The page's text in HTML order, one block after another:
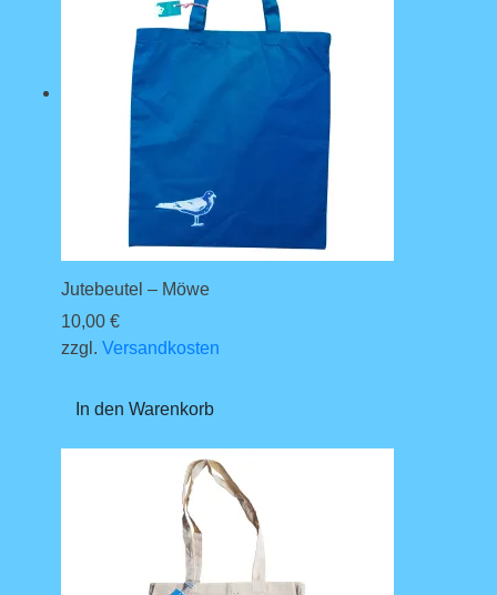
Jutebeutel – Möwe
10,00 €
zzgl. Versandkosten
In den Warenkorb